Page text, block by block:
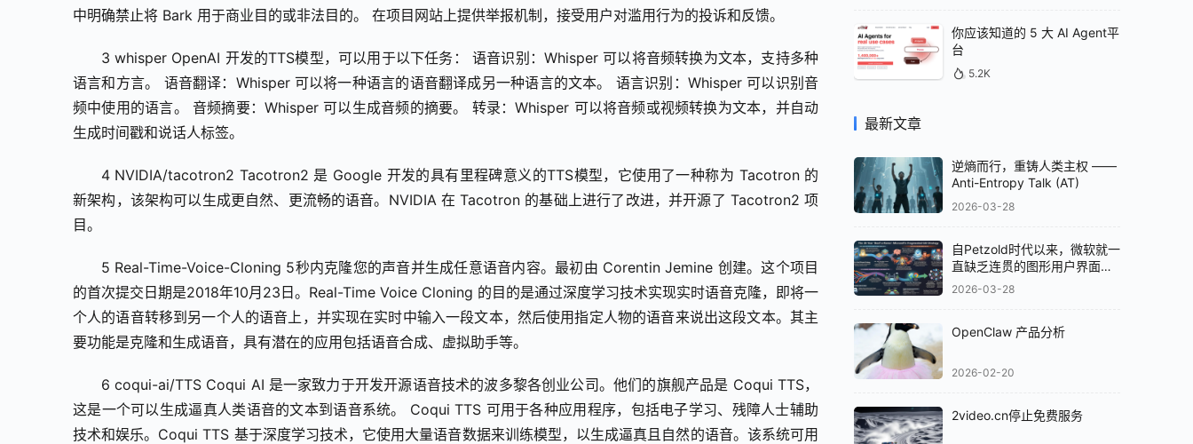
中明确禁止将 Bark 用于商业目的或非法目的。 在项目网站上提供举报机制，接受用户对滥用行为的投诉和反馈。
3 whisper OpenAI 开发的TTS模型，可以用于以下任务： 语音识别：Whisper 可以将音频转换为文本，支持多种
语言和方言。 语音翻译：Whisper 可以将一种语言的语音翻译成另一种语言的文本。 语言识别：Whisper 可以识别音
频中使用的语言。 音频摘要：Whisper 可以生成音频的摘要。 转录：Whisper 可以将音频或视频转换为文本，并自动
生成时间戳和说话人标签。
4 NVIDIA/tacotron2 Tacotron2 是 Google 开发的具有里程碑意义的TTS模型，它使用了一种称为 Tacotron 的
新架构，该架构可以生成更自然、更流畅的语音。NVIDIA 在 Tacotron 的基础上进行了改进，并开源了 Tacotron2 项
目。
5 Real-Time-Voice-Cloning 5秒内克隆您的声音并生成任意语音内容。最初由 Corentin Jemine 创建。这个项目
的首次提交日期是2018年10月23日。Real-Time Voice Cloning 的目的是通过深度学习技术实现实时语音克隆，即将一
个人的语音转移到另一个人的语音上，并实现在实时中输入一段文本，然后使用指定人物的语音来说出这段文本。其主
要功能是克隆和生成语音，具有潜在的应用包括语音合成、虚拟助手等。
6 coqui-ai/TTS Coqui AI 是一家致力于开发开源语音技术的波多黎各创业公司。他们的旗舰产品是 Coqui TTS，
这是一个可以生成逼真人类语音的文本到语音系统。 Coqui TTS 可用于各种应用程序，包括电子学习、残障人士辅助
技术和娱乐。Coqui TTS 基于深度学习技术，它使用大量语音数据来训练模型，以生成逼真且自然的语音。该系统可用
你应该知道的 5 大 AI Agent平
台
5.2K
最新文章
逆熵而行，重铸人类主权 ——
Anti-Entropy Talk (AT)
2026-03-28
自Petzold时代以来，微软就一
直缺乏连贯的图形用户界面
（GUI）策略
2026-03-28
OpenClaw 产品分析
2026-02-20
2video.cn停止免费服务